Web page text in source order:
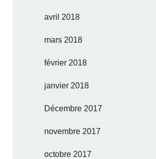
avril 2018
mars 2018
février 2018
janvier 2018
Décembre 2017
novembre 2017
octobre 2017